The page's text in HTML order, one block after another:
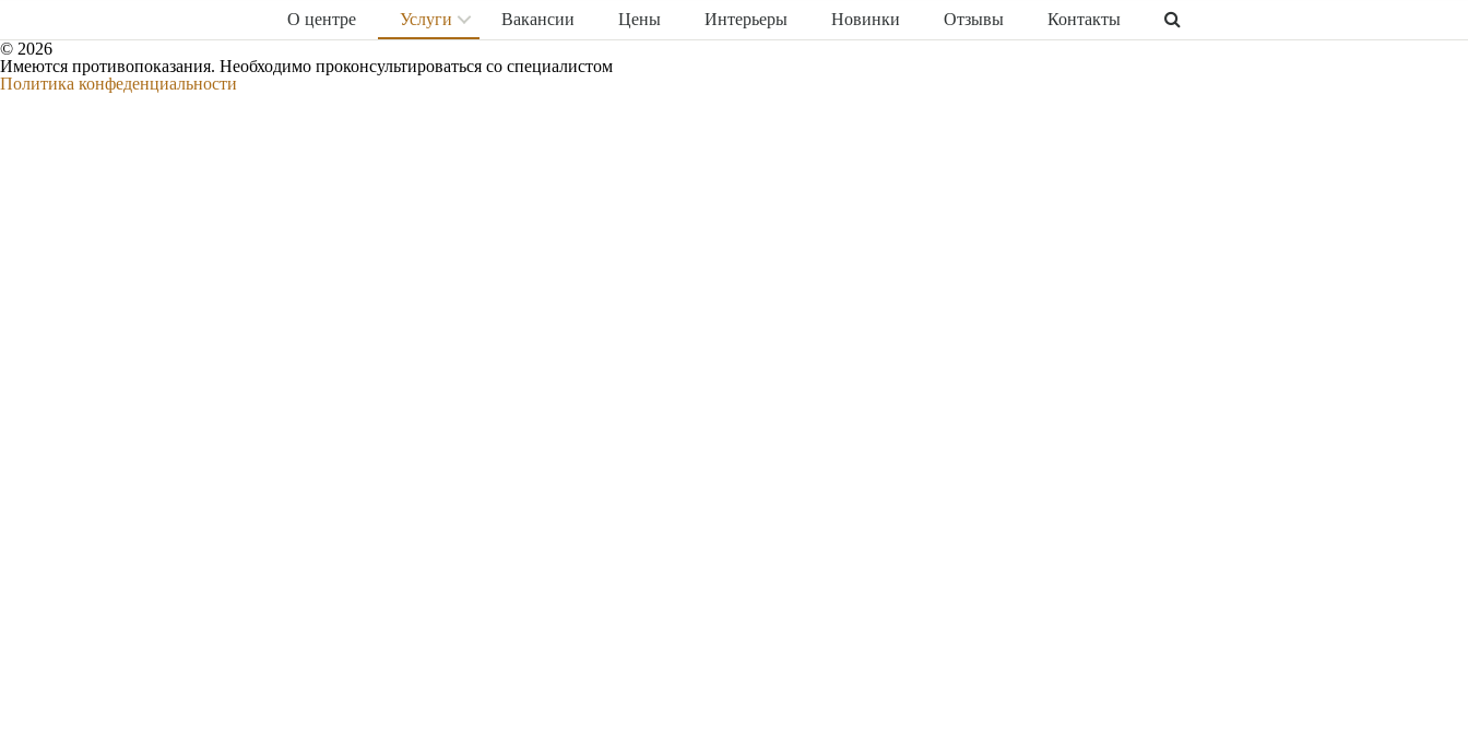
О центре
Услуги Вакансии Цены Интерьеры Новинки Отзывы
Контакты
© 2026
Имеются противопоказания. Необходимо проконсультироваться со специалистом
Политика конфеденциальности